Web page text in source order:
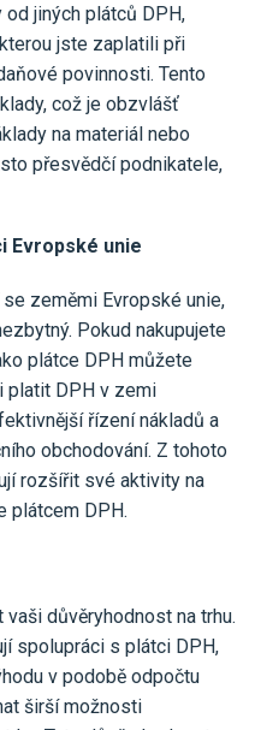
jiných plátců DPH,
jste zaplatili při
povinnosti. Tento
což je obzvlášť
na materiál nebo
přesvědčí podnikatele,
Evropské unie
zeměmi Evropské unie,
Pokud nakupujete
plátce DPH můžete
platit DPH v zemi
řízení nákladů a
obchodování. Z tohoto
rozšířit své aktivity na
plátcem DPH.
důvěryhodnost na trhu.
spolupráci s plátci DPH,
v podobě odpočtu
širší možnosti